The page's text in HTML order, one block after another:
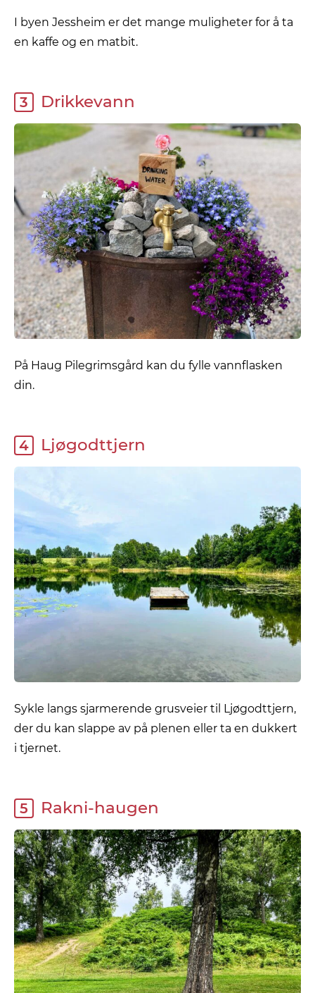
I byen Jessheim er det mange muligheter for å ta
en kaffe og en matbit.
3 Drikkevann
På Haug Pilegrimsgård kan du fylle vannflasken
din.
4 Ljøgodttjern
Sykle langs sjarmerende grusveier til Ljøgodttjern,
der du kan slappe av på plenen eller ta en dukkert
i tjernet.
5 Rakni-haugen